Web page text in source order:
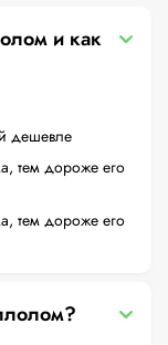
и как
дешевле
тем дороже его
тем дороже его